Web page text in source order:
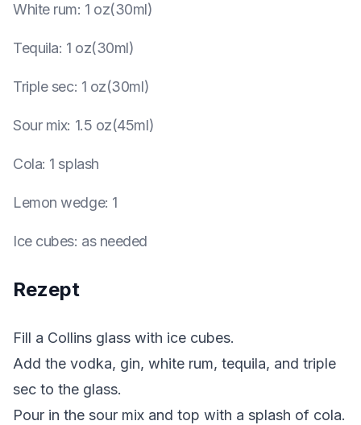
White rum: 1 oz(30ml)
Tequila: 1 oz(30ml)
Triple sec: 1 oz(30ml)
Sour mix: 1.5 oz(45ml)
Cola: 1 splash
Lemon wedge: 1
Ice cubes: as needed
Rezept
Fill a Collins glass with ice cubes.
Add the vodka, gin, white rum, tequila, and triple
sec to the glass.
Pour in the sour mix and top with a splash of cola.